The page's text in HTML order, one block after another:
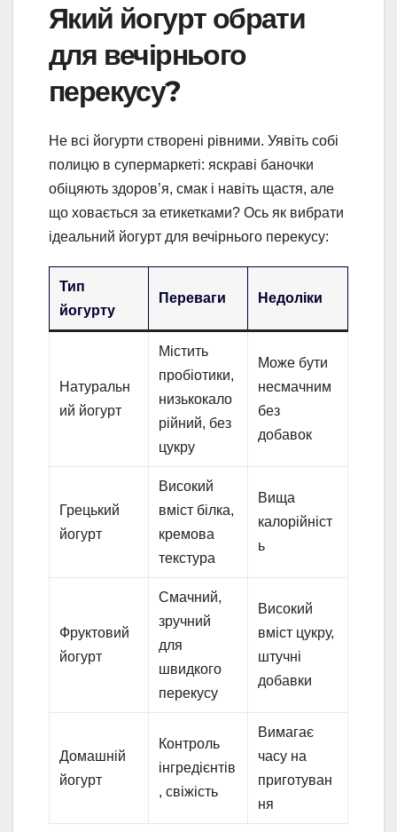
Який йогурт обрати
для вечірнього
перекусу?
Не всі йогурти створені рівними. Уявіть собі
полицю в супермаркеті: яскраві баночки
обіцяють здоров’я, смак і навіть щастя, але
що ховається за етикетками? Ось як вибрати
ідеальний йогурт для вечірнього перекусу:
Тип
йогурту
Переваги Недоліки
Натуральн
ий йогурт
Містить
пробіотики,
низькокало
рійний, без
цукру
Може бути
несмачним
без
добавок
Грецький
йогурт
Високий
вміст білка,
кремова
текстура
Вища
калорійніст
ь
Фруктовий
йогурт
Смачний,
зручний
для
швидкого
перекусу
Високий
вміст цукру,
штучні
добавки
Домашній
йогурт
Контроль
інгредієнтів
, свіжість
Вимагає
часу на
приготуван
ня